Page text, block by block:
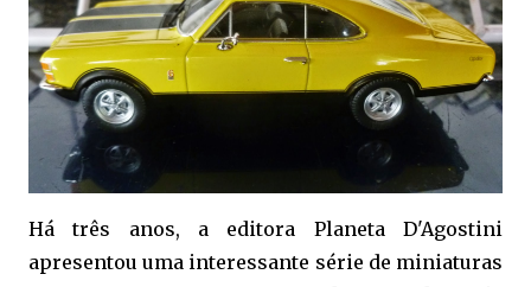
Há três anos, a editora Planeta D'Agostini
apresentou uma interessante série de miniaturas